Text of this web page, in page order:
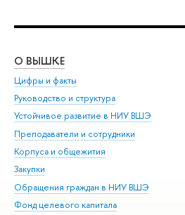
О ВЫШКЕ
Цифры и факты
Руководство и структура
Устойчивое развитие в НИУ ВШЭ
Преподаватели и сотрудники
Корпуса и общежития
Закупки
Обращения граждан в НИУ ВШЭ
Фонд целевого капитала